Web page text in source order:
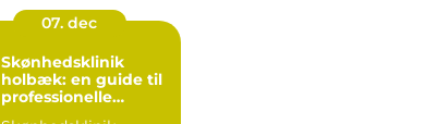
07. dec
Skønhedsklinik
holbæk: en guide til
professionelle